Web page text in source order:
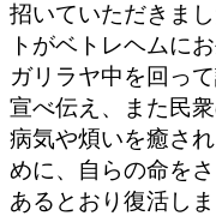
招いていただきま
トがベトレヘムに
ガリラヤ中を回っ
宣べ伝え、また民
病気や煩いを癒さ
めに、自らの命を
あるとおり復活し